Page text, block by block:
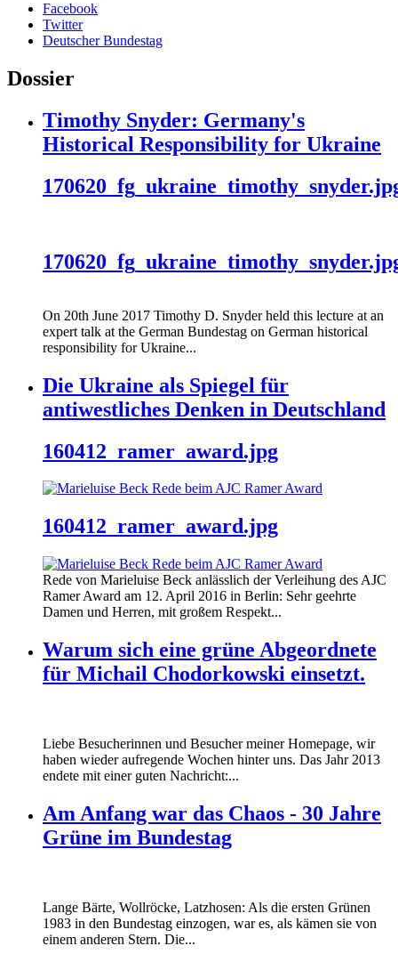
Facebook
Twitter
Deutscher Bundestag
Dossier
Timothy Snyder: Germany's
Historical Responsibility for Ukraine
On 20th June 2017 Timothy D. Snyder held this lecture at an
expert talk at the German Bundestag on German historical
responsibility for Ukraine...
Die Ukraine als Spiegel für
antiwestliches Denken in Deutschland
160412_ramer_award.jpg
160412_ramer_award.jpg
Rede von Marieluise Beck anlässlich der Verleihung des AJC
Ramer Award am 12. April 2016 in Berlin: Sehr geehrte
Damen und Herren, mit großem Respekt...
Warum sich eine grüne Abgeordnete
für Michail Chodorkowski einsetzt.
Liebe Besucherinnen und Besucher meiner Homepage, wir
haben wieder aufregende Wochen hinter uns. Das Jahr 2013
endete mit einer guten Nachricht:...
Am Anfang war das Chaos - 30 Jahre
Grüne im Bundestag
Lange Bärte, Wollröcke, Latzhosen: Als die ersten Grünen
1983 in den Bundestag einzogen, war es, als kämen sie von
einem anderen Stern. Die...